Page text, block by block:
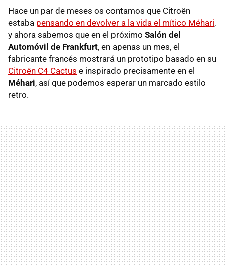
Hace un par de meses os contamos que Citroën
estaba pensando en devolver a la vida el mítico Méhari,
y ahora sabemos que en el próximo Salón del
Automóvil de Frankfurt, en apenas un mes, el
fabricante francés mostrará un prototipo basado en su
Citroën C4 Cactus e inspirado precisamente en el
Méhari, así que podemos esperar un marcado estilo
retro.